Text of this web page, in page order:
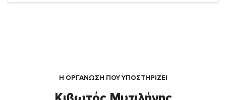
Η ΟΡΓΆΝΩΣΗ ΠΟΥ ΥΠΟΣΤΗΡΙΖΕΙ